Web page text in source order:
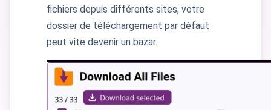
fichiers depuis différents sites, votre
dossier de téléchargement par défaut
peut vite devenir un bazar.